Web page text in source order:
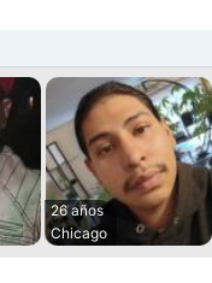
26 años
Chicago